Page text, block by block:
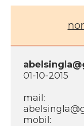
01-10-2015
mail:
mobil: